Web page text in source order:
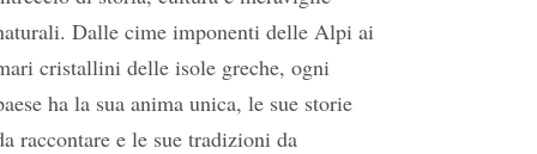
Dalle cime imponenti delle Alpi ai
cristallini delle isole greche, ogni
ha la sua anima unica, le sue storie
raccontare e le sue tradizioni da